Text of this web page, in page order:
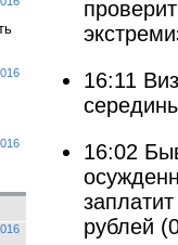
16:11
16:02
рублей